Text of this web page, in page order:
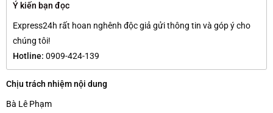
Ý kiến bạn đọc
Express24h rất hoan nghênh độc giả gửi thông tin và góp ý cho
chúng tôi!
Hotline: 0909-424-139
Chịu trách nhiệm nội dung
Bà Lê Phạm